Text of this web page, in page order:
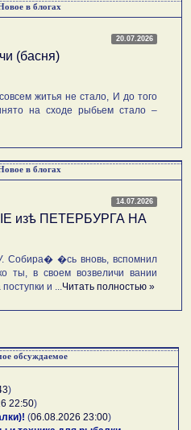
в блогах
20.07.2026
(басня)
житья не стало, И до того
на сходе рыбьем стало –
в блогах
14.07.2026
изѣ ПЕТЕРБУРГА НА
�сь вновь, вспомнил
ты, в своем возвеличи вании
и ... Читать полностью »
обсуждаемое
)
22:50)
(06.08.2026 23:00)